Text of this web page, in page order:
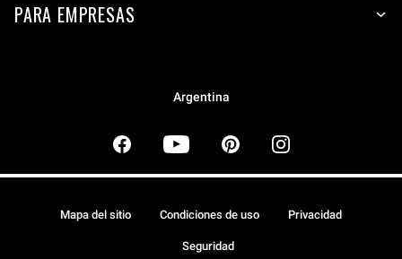
PARA EMPRESAS
Argentina
Mapa del sitio Condiciones de uso Privacidad
Seguridad